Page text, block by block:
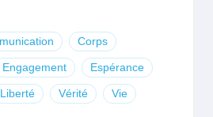
Corps
Engagement Espérance
Liberté Vérité Vie